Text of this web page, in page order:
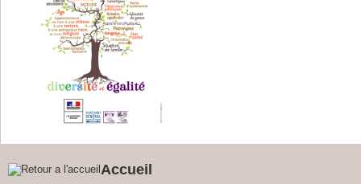
Accueil